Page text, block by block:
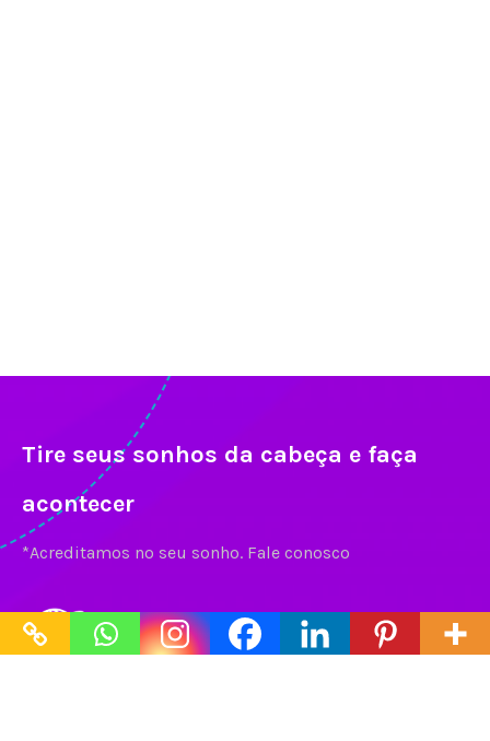
Tire seus sonhos da cabeça e faça
acontecer
*Acreditamos no seu sonho. Fale conosco